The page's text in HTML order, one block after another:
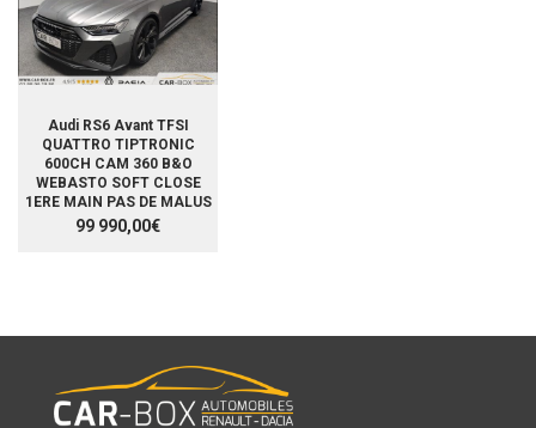
Audi RS6 Avant TFSI
QUATTRO TIPTRONIC
600CH CAM 360 B&O
WEBASTO SOFT CLOSE
1ERE MAIN PAS DE MALUS
99 990,00€